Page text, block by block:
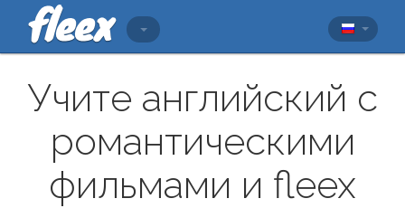
Учите английский с
романтическими
фильмами и fleex